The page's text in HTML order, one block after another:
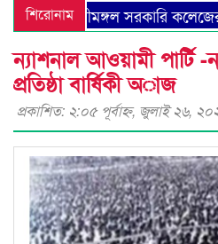
শিরোনামশ্রীমঙ্গল সরকারি
ন্যাশনাল আওয়ামী পার্টি
প্রতিষ্ঠা বার্ষিকী অাজ
প্রকাশিত: ২:০৫ পূর্বাহ্ণ, জুলাই ২৬,